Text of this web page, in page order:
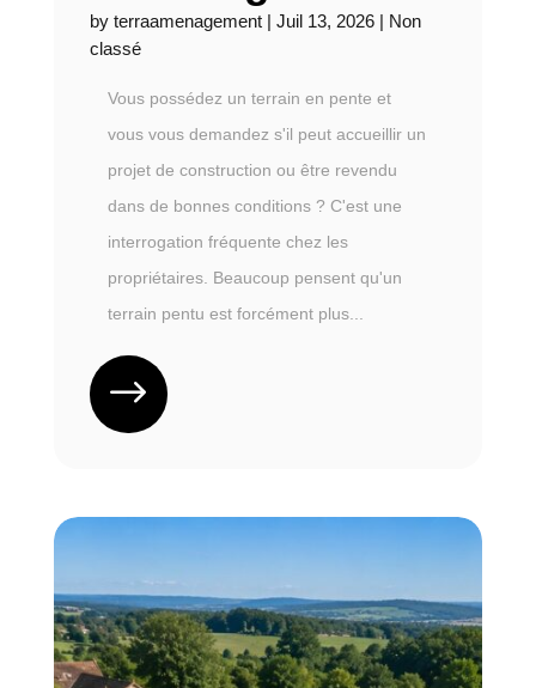
by terraamenagement| Juil 13, 2026| Non
classé
Vous possédez un terrain en pente et
vous vous demandez s'il peut accueillir un
projet de construction ou être revendu
dans de bonnes conditions ? C'est une
interrogation fréquente chez les
propriétaires. Beaucoup pensent qu'un
terrain pentu est forcément plus...